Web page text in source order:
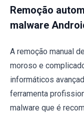
Remoção
malware
A remoção manual
moroso e
informáticos
ferramenta
malware que é